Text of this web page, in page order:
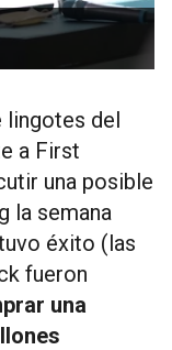
lingotes del
a First
una posible
la semana
éxito (las
fueron
una